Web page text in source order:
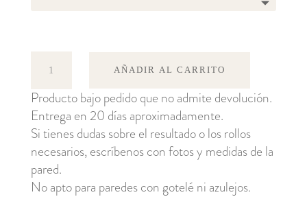
AÑADIR AL CARRITO
Producto bajo pedido que no admite devolución.
Entrega en 20 días aproximadamente.
Si tienes dudas sobre el resultado o los rollos
necesarios, escríbenos con fotos y medidas de la
pared.
No apto para paredes con gotelé ni azulejos.